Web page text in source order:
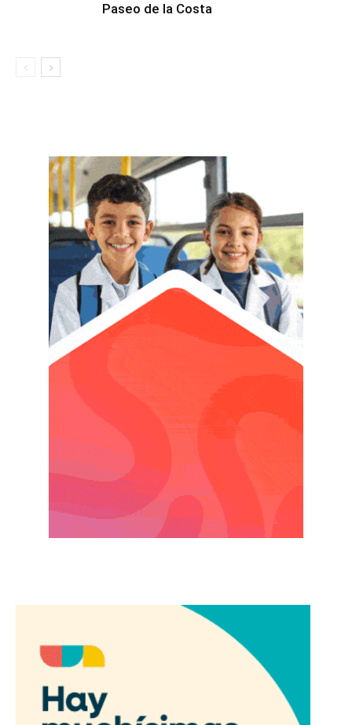
Paseo de la Costa